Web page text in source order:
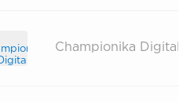
Championika Digital